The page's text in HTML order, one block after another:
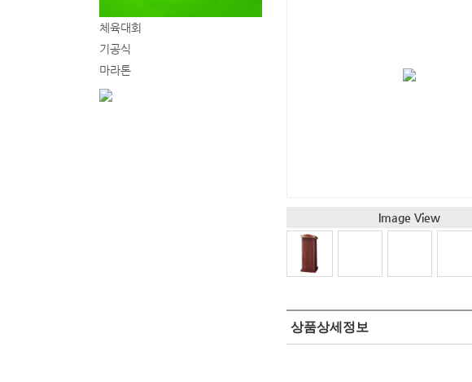
체육대회
기공식
마라톤
Image View
상품상세정보